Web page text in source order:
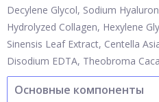
Decylene Glycol, Sodium
Hydrolyzed Collagen, Hexylene
Sinensis Leaf Extract, Centella
Disodium EDTA, Theobroma
Основные компоненты